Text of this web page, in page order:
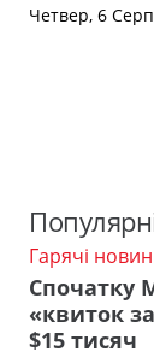
Четвер, 6
Гарячі
Спочатку
«квиток
$15 тисяч